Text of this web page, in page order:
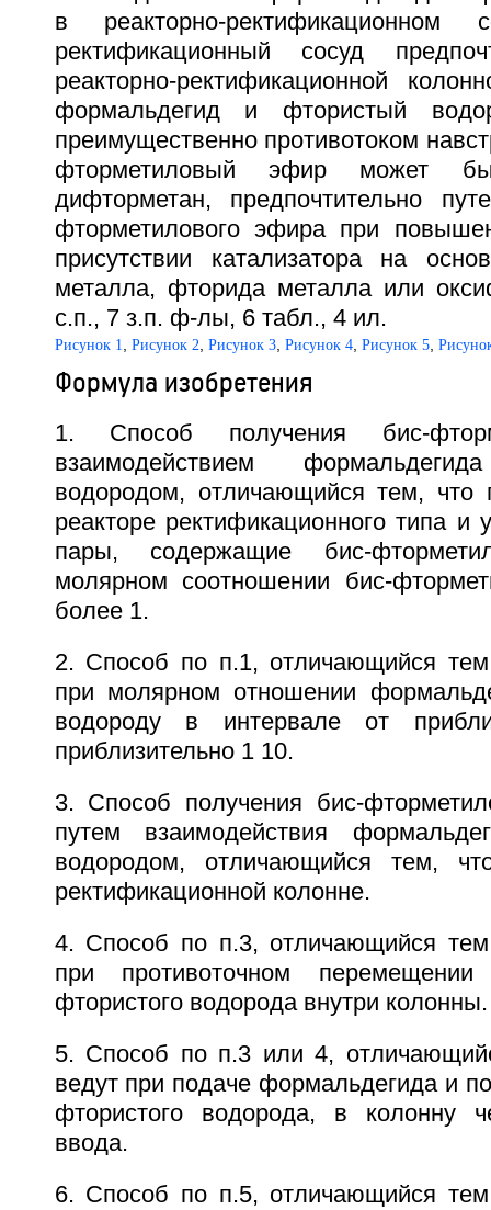
в реакторно-ректификационном
ректификационный сосуд
реакторно-ректификационной
формальдегид и фтористый
преимущественно противотоком
фторметиловый эфир может
дифторметан, предпочтительно
фторметилового эфира при
присутствии катализатора на
металла, фторида металла или
с.п., 7 з.п. ф-лы, 6 табл., 4 ил.
Рисунок 1 Рисунок 2 Рисунок 3, Рисунок 4, Рисунок 5,
Формула изобретения
1. Способ получения бис-
взаимодействием
водородом, отличающийся тем, что
реакторе ректификационного типа и
пары, содержащие бис-
молярном соотношении бис-
более 1.
2. Способ по п.1, отличающийся
при молярном отношении
водороду в интервале от
приблизительно 1 10.
3. Способ получения бис-
путем взаимодействия
водородом, отличающийся тем,
ректификационной колонне.
4. Способ по п.3, отличающийся
при противоточном
фтористого водорода внутри колонны.
5. Способ по п.3 или 4,
ведут при подаче формальдегида и
фтористого водорода, в колонну
ввода.
6. Способ по п.5, отличающийся